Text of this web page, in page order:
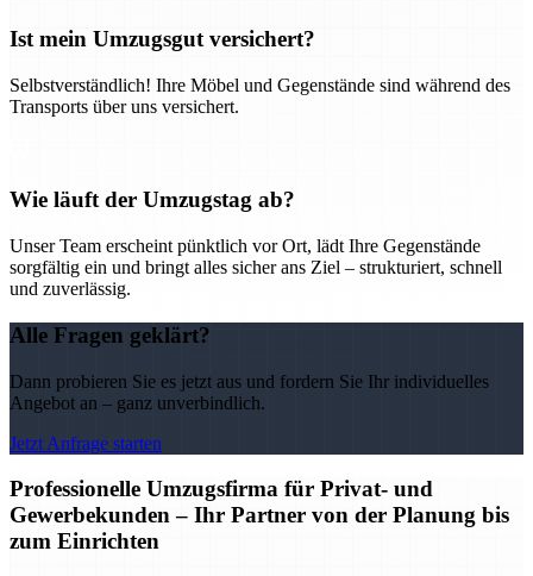
Ist mein Umzugsgut versichert?
Selbstverständlich! Ihre Möbel und Gegenstände sind während des
Transports über uns versichert.
Wie läuft der Umzugstag ab?
Unser Team erscheint pünktlich vor Ort, lädt Ihre Gegenstände
sorgfältig ein und bringt alles sicher ans Ziel – strukturiert, schnell
und zuverlässig.
Alle Fragen geklärt?
Dann probieren Sie es jetzt aus und fordern Sie Ihr individuelles
Angebot an – ganz unverbindlich.
Jetzt Anfrage starten
Professionelle Umzugsfirma für Privat- und
Gewerbekunden – Ihr Partner von der Planung bis
zum Einrichten